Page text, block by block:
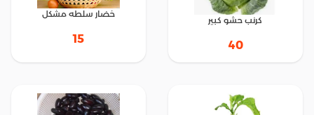
كرنب حشو كبير
40
خضار سلطه مشكل
15